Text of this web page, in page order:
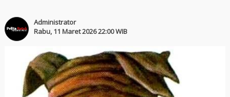
Administrator
Rabu, 11 Maret 2026 22:00 WIB